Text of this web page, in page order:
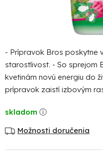
- Prípravok Bros poskytne
starostlivost. - So sprejom
kvetinám novú energiu do
prípravok zaistí izbovým
skladom
Možnosti doručenia